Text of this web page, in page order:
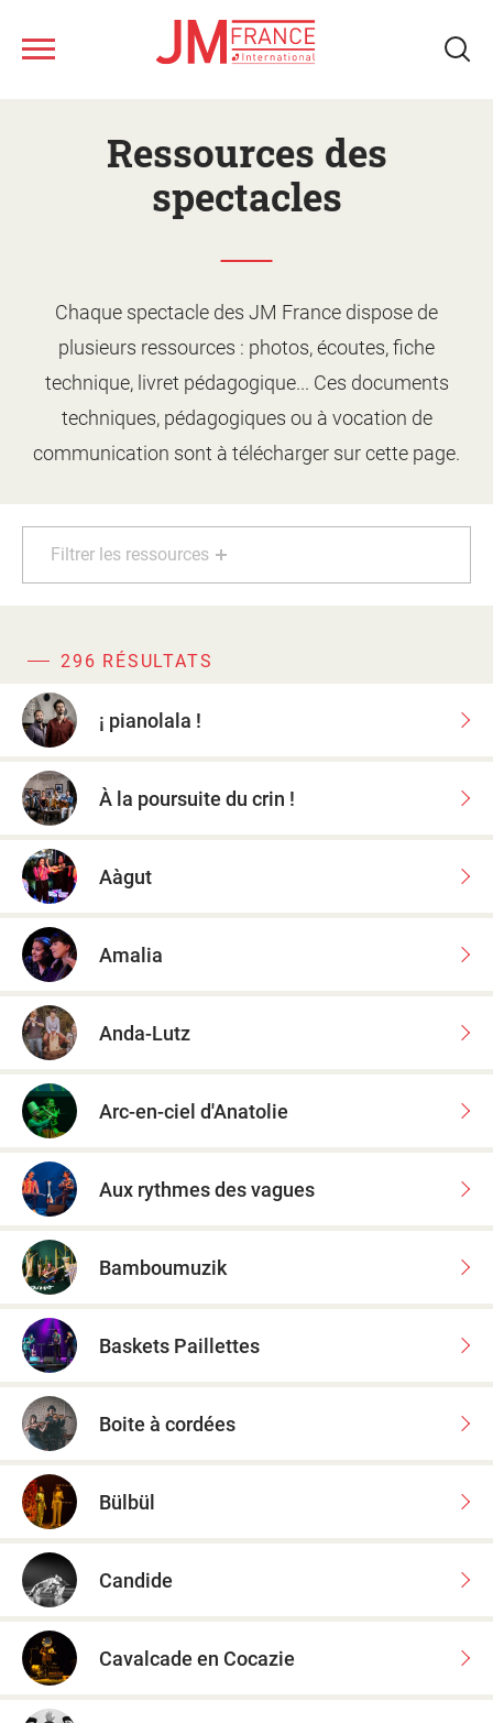
Qui sommes-nous ?
Notre réseau
Le jeune public
Les artistes
Monter un projet d'action
culturelle
Présentation des ateliers
Le calendrier
Les Étincelles
Nos ressources
Ressources des spectacles
Ressources adhérents
Fonds musical JM France
Présentation
Réalisations
Ressources des
spectacles
Chaque spectacle des JM France dispose de
plusieurs ressources : photos, écoutes, fiche
technique, livret pédagogique... Ces documents
techniques, pédagogiques ou à vocation de
communication sont à télécharger sur cette page.
Filtrer les ressources
296 RÉSULTATS
¡ pianolala !
À la poursuite du crin !
Aàgut
Amalia
Anda-Lutz
Arc-en-ciel d'Anatolie
Aux rythmes des vagues
Bamboumuzik
Baskets Paillettes
Boite à cordées
Bülbül
Candide
Cavalcade en Cocazie